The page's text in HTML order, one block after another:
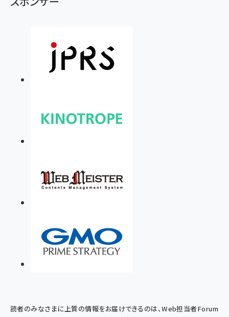
読者のみなさまに上質の情報をお届けできるのは、Web担当者Forum